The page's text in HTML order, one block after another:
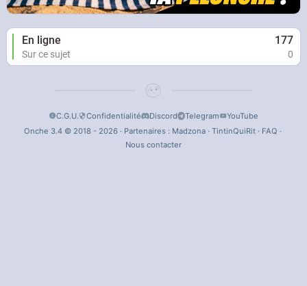
En ligne 177
Sur ce sujet 0
C.G.U. Confidentialité Discord Telegram
YouTube
Onche 3.4 © 2018 - 2026 · Partenaires : Madzona· TintinQuiRit· FAQ ·
Nous contacter